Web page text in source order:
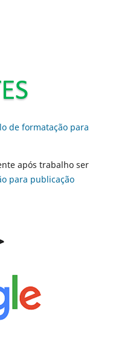
de formatação para
após trabalho ser
para publicação